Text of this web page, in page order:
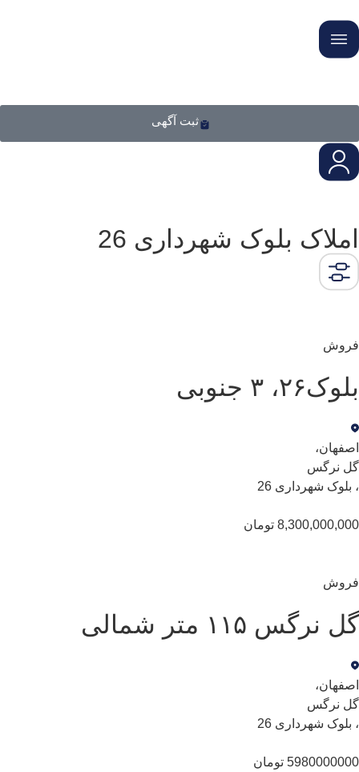
ثبت آگهی
املاک بلوک شهرداری 26
فروش
بلوک۲۶، ۳ جنوبی
اصفهان،
گل نرگس
، بلوک شهرداری 26
8,300,000,000 تومان
فروش
گل نرگس ۱۱۵ متر شمالی
اصفهان،
گل نرگس
، بلوک شهرداری 26
5980000000 تومان